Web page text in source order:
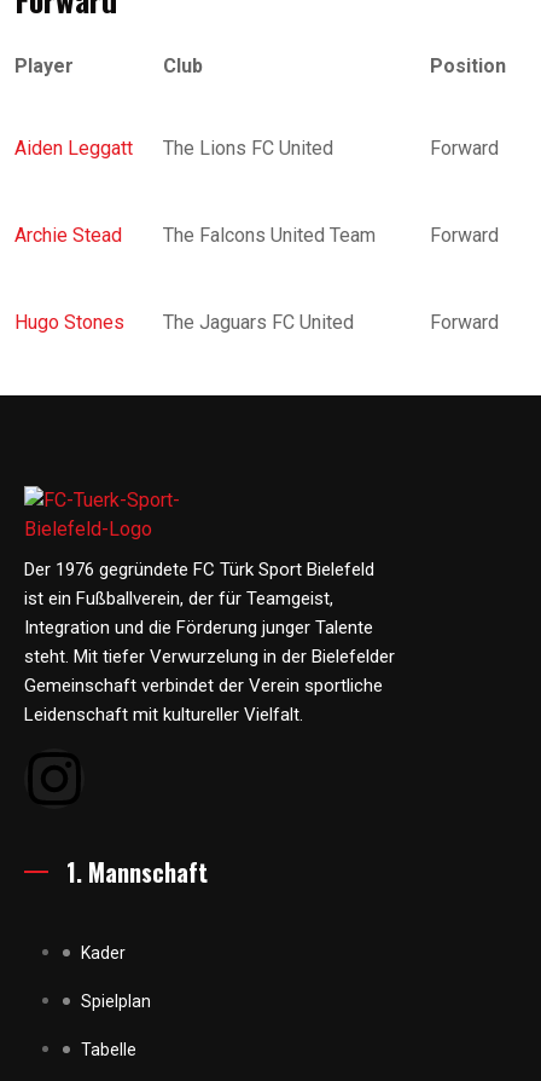
Player Club Position
Aiden Leggatt The Lions FC United Forward
Archie Stead The Falcons United Team Forward
Hugo Stones The Jaguars FC United Forward
Der 1976 gegründete FC Türk Sport Bielefeld
ist ein Fußballverein, der für Teamgeist,
Integration und die Förderung junger Talente
steht. Mit tiefer Verwurzelung in der Bielefelder
Gemeinschaft verbindet der Verein sportliche
Leidenschaft mit kultureller Vielfalt.
1. Mannschaft
Kader
Spielplan
Tabelle